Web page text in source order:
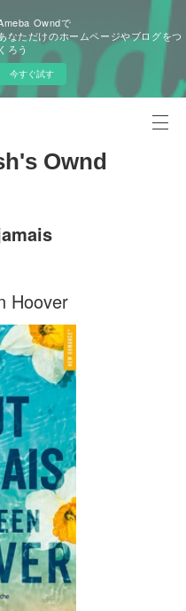
Owndで
なただけのホームページやブログをつ
くろう
今すぐ試す
Ownd
Hoover